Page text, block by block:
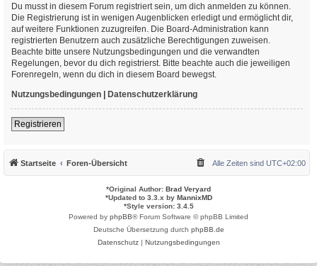
Du musst in diesem Forum registriert sein, um dich anmelden zu können.
Die Registrierung ist in wenigen Augenblicken erledigt und ermöglicht dir,
auf weitere Funktionen zuzugreifen. Die Board-Administration kann
registrierten Benutzern auch zusätzliche Berechtigungen zuweisen.
Beachte bitte unsere Nutzungsbedingungen und die verwandten
Regelungen, bevor du dich registrierst. Bitte beachte auch die jeweiligen
Forenregeln, wenn du dich in diesem Board bewegst.
Nutzungsbedingungen | Datenschutzerklärung
Registrieren
Startseite Foren-Übersicht Alle Zeiten sind UTC+02:00
*Original Author: Brad Veryard
*Updated to 3.3.x by MannixMD
*Style version: 3.4.5
Powered by phpBB® Forum Software © phpBB Limited
Deutsche Übersetzung durch phpBB.de
Datenschutz| Nutzungsbedingungen